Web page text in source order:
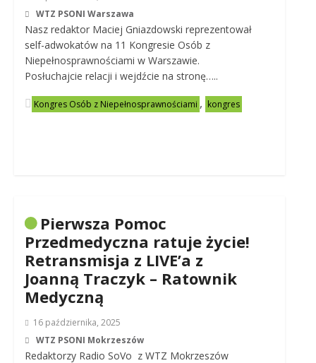
WTZ PSONI Warszawa
Nasz redaktor Maciej Gniazdowski reprezentował
self-adwokatów na 11 Kongresie Osób z
Niepełnosprawnościami w Warszawie.
Posłuchajcie relacji i wejdźcie na stronę…..
Kongres Osób z Niepełnosprawnościami , kongres
Pierwsza Pomoc
Przedmedyczna ratuje życie!
Retransmisja z LIVE’a z
Joanną Traczyk – Ratownik
Medyczną
16 października, 2025
WTZ PSONI Mokrzeszów
Redaktorzy Radio SoVo z WTZ Mokrzeszów